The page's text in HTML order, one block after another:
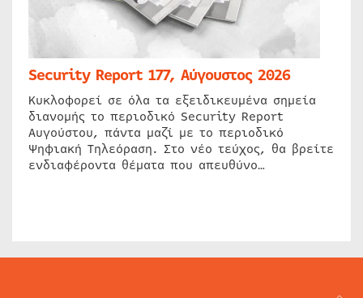
Security Report 177, Αύγουστος 2026
Κυκλοφορεί σε όλα τα εξειδικευμένα σημεία
διανομής το περιοδικό Security Report
Αυγούστου, πάντα μαζί με το περιοδικό
Ψηφιακή Τηλεόραση. Στο νέο τεύχος, θα βρείτε
ενδιαφέροντα θέματα που απευθύνο…